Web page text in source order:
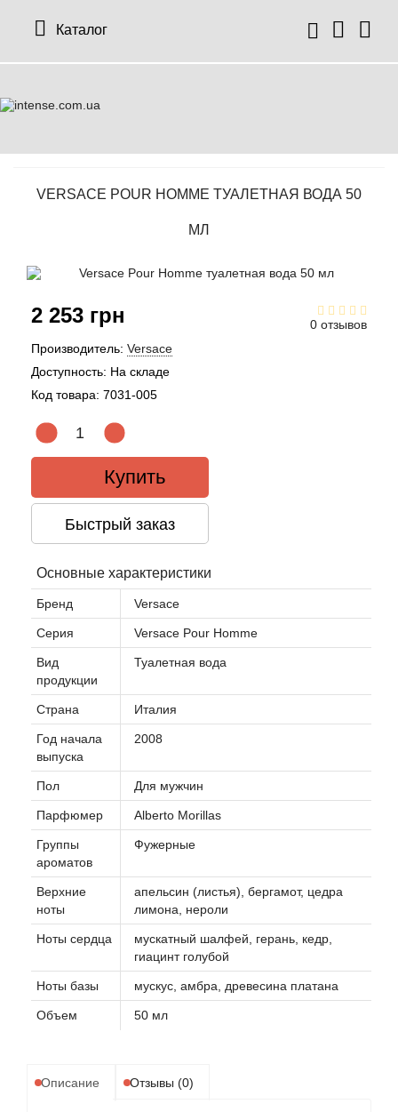
Каталог
VERSACE POUR HOMME ТУАЛЕТНАЯ ВОДА 50
МЛ
0 отзывов
2 253 грн
Производитель: Versace
Доступность: На складе
Код товара: 7031-005
Купить
Быстрый заказ
Основные характеристики
Бренд Versace
Серия Versace Pour Homme
Вид
продукции
Туалетная вода
Страна Италия
Год начала
выпуска
2008
Пол Для мужчин
Парфюмер Alberto Morillas
Группы
ароматов
Фужерные
Верхние
ноты
апельсин (листья), бергамот, цедра
лимона, нероли
Ноты сердца
мускатный шалфей, герань, кедр,
гиацинт голубой
Ноты базы мускус, амбра, древесина платана
Объем 50 мл
Описание Отзывы (0)